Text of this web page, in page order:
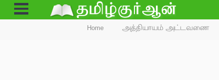
Open
Menu
Home அத்தியாயம் அட்டவணை